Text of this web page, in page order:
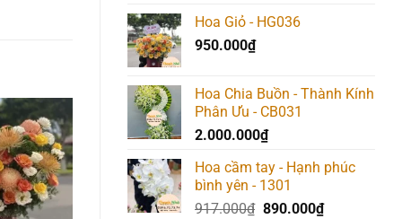
Hoa Giỏ - HG036
950.000₫
Hoa Chia Buồn - Thành Kính
Phân Ưu - CB031
2.000.000₫
Hoa cầm tay - Hạnh phúc
bình yên - 1301
917.000₫ Giá
890.000₫Giá
Add to
wishlist
wishlist